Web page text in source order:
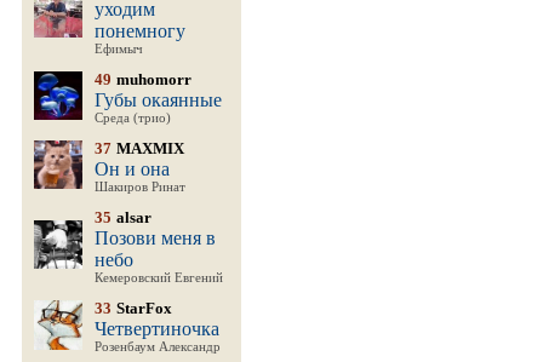
уходим
понемногу
Ефимыч
49 muhomorr
Губы окаянные
Среда (трио)
37 MAXMIX
Он и она
Шакиров Ринат
35 alsar
Позови меня в
небо
Кемеровский Евгений
33 StarFox
Четвертиночка
Розенбаум Александр